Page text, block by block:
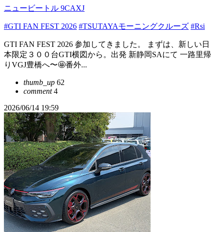
ニュービートル 9CAXJ
#GTI FAN FEST 2026 #TSUTAYAモーニングクルーズ #Rsi
GTI FAN FEST 2026 参加してきました。 まずは、新しい日
本限定３００台GTI横図から。出発 新静岡SAにて 一路里帰
りVGJ豊橋へ〜🤩番外...
thumb_up 62
comment4
2026/06/14 19:59